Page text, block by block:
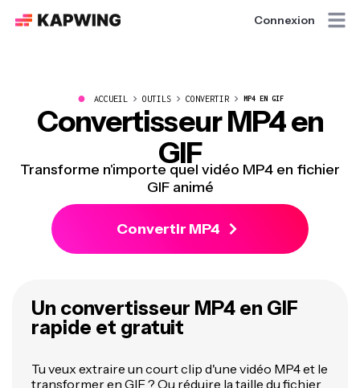
Connexion
● ACCUEIL OUTILS CONVERTIR MP4 EN GIF
Convertisseur MP4 en
GIF
Transforme n'importe quel vidéo MP4 en fichier
GIF animé
Convertir MP4
Un convertisseur MP4 en GIF
rapide et gratuit
Tu veux extraire un court clip d'une vidéo MP4 et le
transformer en GIF ? Ou réduire la taille du fichier